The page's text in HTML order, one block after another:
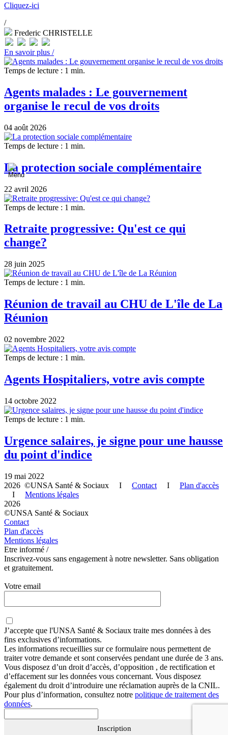
Cliquez-ici
/
Frederic CHRISTELLE
En savoir plus /
Temps de lecture : 1 min.
Agents malades : Le gouvernement
organise le recul de vos droits
04 août 2026
Temps de lecture : 1 min.
La protection sociale complémentaire
22 avril 2026
Temps de lecture : 1 min.
Retraite progressive: Qu'est ce qui
change?
28 juin 2025
Temps de lecture : 1 min.
Réunion de travail au CHU de L'île de La
Réunion
02 novembre 2022
Temps de lecture : 1 min.
Agents Hospitaliers, votre avis compte
14 octobre 2022
Temps de lecture : 1 min.
Urgence salaires, je signe pour une hausse
du point d'indice
19 mai 2022
2026 ©UNSA Santé & Sociaux I Contact I Plan d'accès
I Mentions légales
2026
©UNSA Santé & Sociaux
Contact
Plan d'accès
Mentions légales
Etre informé /
Inscrivez-vous sans engagement à notre newsletter. Sans obligation
et gratuitement.
Votre email
J’accepte que l'UNSA Santé & Sociaux traite mes données à des
fins exclusives d’informations.
Les informations recueillies sur ce formulaire nous permettent de
traiter votre demande et sont conservées pendant une durée de 3 ans.
Vous disposez d’un droit d’accès, d’opposition , de rectification et
d’effacement sur les données vous concernant. Vous disposez
également du droit d’introduire une réclamation auprès de la CNIL.
Pour plus d’information, consultez notre politique de traitement des
données.
Inscription